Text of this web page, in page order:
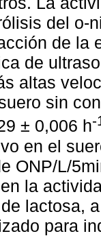
del o-
de la
de
altas
sin
± 0,006 h-
en el
ONP/L/
la
lactosa,
para